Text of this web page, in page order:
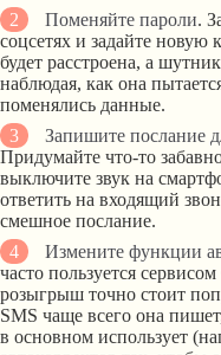
Поменяйте пароли.
соцсетях и задайте новую
будет расстроена, а
наблюдая, как она
поменялись данные.
Запишите послание
Придумайте что-то
выключите звук на
ответить на входящий
смешное послание.
Измените функции
часто пользуется
розыгрыш точно стоит
SMS чаще всего она
в основном использует